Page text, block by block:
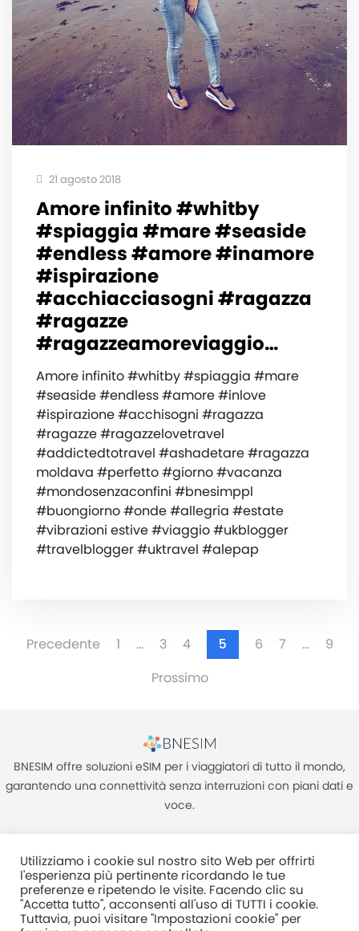
21 agosto 2018
Amore infinito #whitby
#spiaggia #mare #seaside
#endless #amore #inamore
#ispirazione
#acchiacciasogni #ragazza
#ragazze
#ragazzeamoreviaggio…
Amore infinito #whitby #spiaggia #mare
#seaside #endless #amore #inlove
#ispirazione #acchisogni #ragazza
#ragazze #ragazzelovetravel
#addictedtotravel #ashadetare #ragazza
moldava #perfetto #giorno #vacanza
#mondosenzaconfini #bnesimppl
#buongiorno #onde #allegria #estate
#vibrazioni estive #viaggio #ukblogger
#travelblogger #uktravel #alepap
Precedente 1 … 3 4 5 6 7 …
9
Prossimo
BNESIM offre soluzioni eSIM per i viaggiatori di tutto il mondo,
garantendo una connettività senza interruzioni con piani dati e
voce.
Unità C, 8/F, King Palace Plaza, NO:55 King Yip Street, Kwun Tong,
Kowloon, HONG KONG
Utilizziamo i cookie sul nostro sito Web per offrirti
l'esperienza più pertinente ricordando le tue
preferenze e ripetendo le visite. Facendo clic su
"Accetta tutto", acconsenti all'uso di TUTTI i cookie.
Tuttavia, puoi visitare "Impostazioni cookie" per